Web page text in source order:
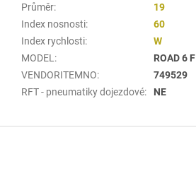
Průměr:
19
Index nosnosti:
60
Index rychlosti:
W
MODEL :
ROAD 6 F
VENDORITEMNO:
749529
RFT - pneumatiky dojezdové: NE